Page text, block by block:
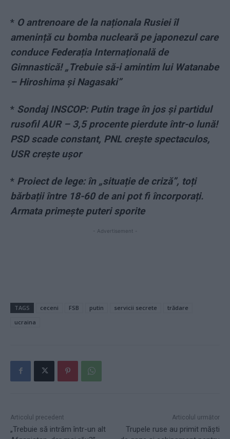
* O antrenoare de la naționala Rusiei îl
amenință cu bomba nucleară pe japonezul care
conduce Federația Internațională de
Gimnastică! „Trebuie să-i amintim lui Watanabe
– Hiroshima și Nagasaki”
* Sondaj INSCOP: Putin trage în jos și partidul
rusofil AUR – 3,5 procente pierdute într-o lună!
PSD scade constant, PNL crește spectaculos,
USR crește ușor
* Proiect de lege: în „situație de criză”, toți
bărbații între 18-60 de ani pot fi încorporați.
Armata primește puteri sporite
- Advertisement -
TAGS ceceni FSB putin servicii secrete
trădare
ucraina
Articolul precedent
„Trebuie să intrăm într-un alt
Articolul următor
Trupele ruse au primit măști